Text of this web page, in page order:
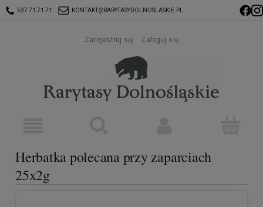
537 71 71 71 KONTAKT@RARYTASYDOLNOSLASKIE.PL
Zarejestruj się Zaloguj się
Herbatka polecana przy zaparciach
25x2g